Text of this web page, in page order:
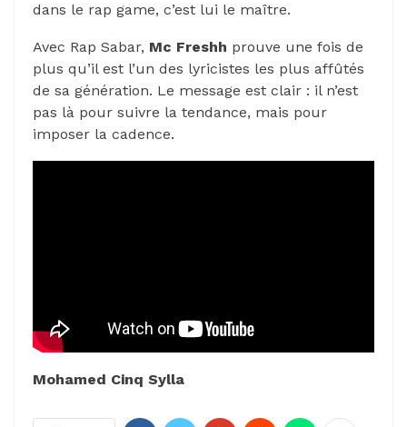
dans le rap game, c’est lui le maître.
Avec Rap Sabar, Mc Freshh prouve une fois de
plus qu’il est l’un des lyricistes les plus affûtés
de sa génération. Le message est clair : il n’est
pas là pour suivre la tendance, mais pour
imposer la cadence.
Mohamed Cinq Sylla